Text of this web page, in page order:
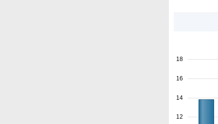
12
14
16
18